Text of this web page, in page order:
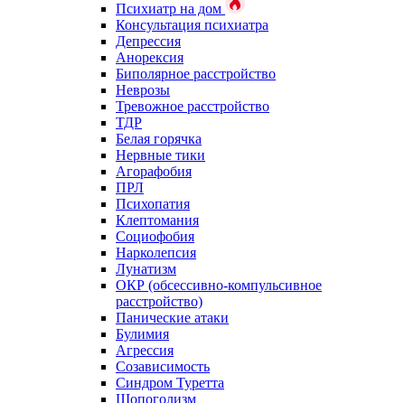
Психиатр на дом
Консультация психиатра
Депрессия
Анорексия
Биполярное расстройство
Неврозы
Тревожное расстройство
ТДР
Белая горячка
Нервные тики
Агорафобия
ПРЛ
Психопатия
Клептомания
Социофобия
Нарколепсия
Лунатизм
ОКР (обсессивно-компульсивное
расстройство)
Панические атаки
Булимия
Агрессия
Созависимость
Синдром Туретта
Шопоголизм